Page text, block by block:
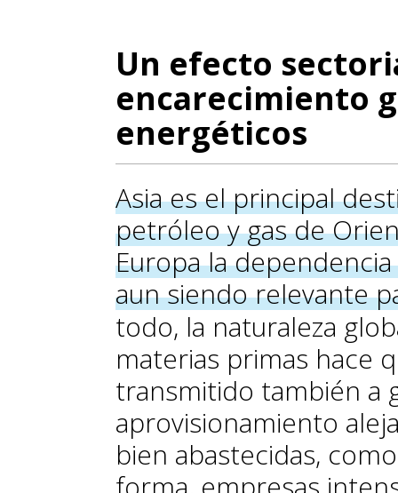
Un efecto
encarecimiento
energéticos
Asia es el principal
petróleo y gas de
Europa la
aun siendo relevante
todo, la naturaleza
materias primas hace
transmitido también a
aprovisionamiento
bien abastecidas,